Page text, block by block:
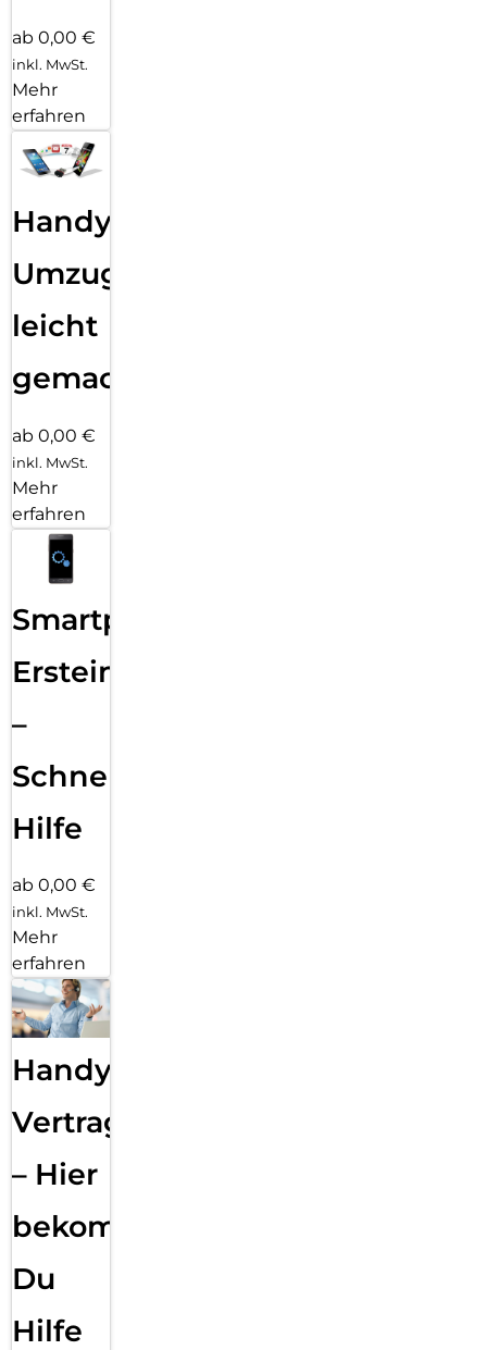
ab 0,00 €
inkl. MwSt.
Mehr
erfahren
Handy
Umzug
leicht
gemacht!
ab 0,00 €
inkl. MwSt.
Mehr
erfahren
Smartphone
Ersteinrichtung
–
Schnelle
Hilfe
ab 0,00 €
inkl. MwSt.
Mehr
erfahren
Handy
Vertragsabwicklung
– Hier
bekommst
Du
Hilfe